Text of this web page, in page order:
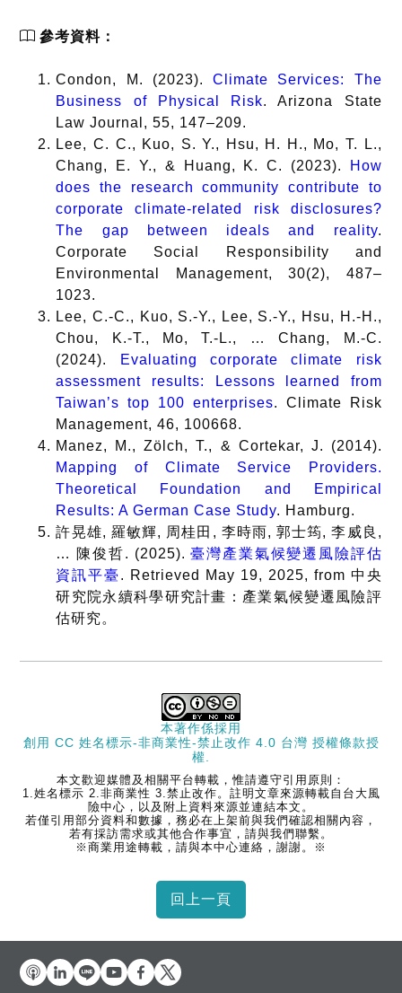
參考資料：
Condon, M. (2023).Climate Services: The
Business of Physical Risk. Arizona State
Law Journal, 55, 147–209.
Lee, C. C., Kuo, S. Y., Hsu, H. H., Mo, T. L.,
Chang, E. Y., & Huang, K. C. (2023).
How
does the research community contribute to
corporate climate-related risk disclosures?
The gap between ideals and reality.
Corporate Social Responsibility and
Environmental Management, 30(2), 487–
1023.
Lee, C.-C., Kuo, S.-Y., Lee, S.-Y., Hsu, H.-H.,
Chou, K.-T., Mo, T.-L., … Chang, M.-C.
(2024).
Evaluating corporate climate risk
assessment results: Lessons learned from
Taiwan’s top 100 enterprises. Climate Risk
Management, 46, 100668.
Manez, M., Zölch, T., & Cortekar, J. (2014).
Mapping of Climate Service Providers.
Theoretical Foundation and Empirical
Results: A German Case Study. Hamburg.
許晃雄, 羅敏輝, 周桂田 , 李時雨,郭士筠,李威良 ,
…
陳俊哲. (2025).臺灣產業氣候變遷風險評估
資訊平臺. Retrieved May 19, 2025, from 中央
研究院永續科學研究計畫：產業氣候變遷風險評
估研究 。
本著作係採用
創用 CC 姓名標示-非商業性-禁止改作 4.0 台灣 授權條款授
權.
本文歡迎媒體及相關平台轉載，惟請遵守引用原則：
1.姓名標示 2.非商業性 3.禁止改作。註明文章來源轉載自台大風
險中心，以及附上資料來源並連結本文。
若僅引用部分資料和數據，務必在上架前與我們確認相關內容，
若有採訪需求或其他合作事宜，請與我們聯繫。
※商業用途轉載，請與本中心連絡，謝謝。※